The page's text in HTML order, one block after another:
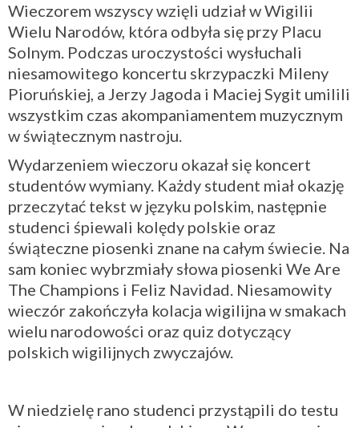
Wieczorem wszyscy wzięli udział w Wigilii
Wielu Narodów, która odbyła się przy Placu
Solnym. Podczas uroczystości wysłuchali
niesamowitego koncertu skrzypaczki Mileny
Pioruńskiej, a Jerzy Jagoda i Maciej Sygit umilili
wszystkim czas akompaniamentem muzycznym
w świątecznym nastroju.
Wydarzeniem wieczoru okazał się koncert
studentów wymiany. Każdy student miał okazję
przeczytać tekst w języku polskim, następnie
studenci śpiewali kolędy polskie oraz
świąteczne piosenki znane na całym świecie. Na
sam koniec wybrzmiały słowa piosenki We Are
The Champions i Feliz Navidad. Niesamowity
wieczór zakończyła kolacja wigilijna w smakach
wielu narodowości oraz quiz dotyczący
polskich wigilijnych zwyczajów.
W niedzielę rano studenci przystąpili do testu